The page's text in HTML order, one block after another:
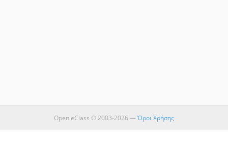
Open eClass © 2003-2026 —Όροι Χρήσης